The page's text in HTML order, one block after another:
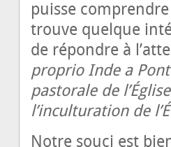
puisse
trouve quelque
de répondre à
proprio Inde a
pastorale de
l’inculturation de
Notre souci est